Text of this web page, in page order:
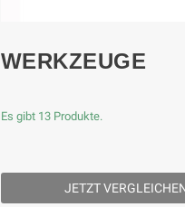
WERKZEUGE
Es gibt 13 Produkte.
JETZT